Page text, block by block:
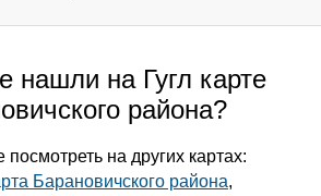
нашли на Гугл карте
района?
посмотреть на других картах:
Барановичского района,